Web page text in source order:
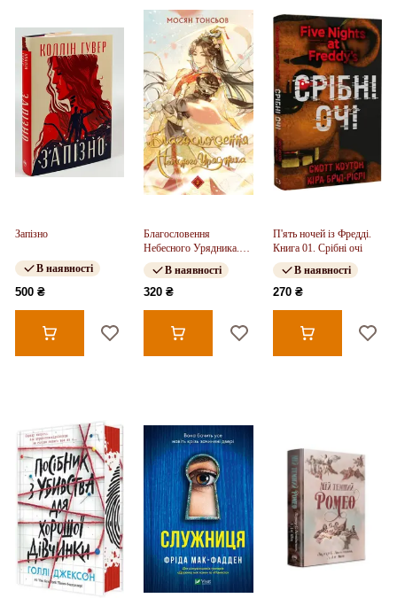
Запізно
В наявності
500 ₴
Благословення
Небесного Урядника.
Том 2
В наявності
320 ₴
П'ять ночей із Фредді.
Книга 01. Срібні очі
В наявності
270 ₴